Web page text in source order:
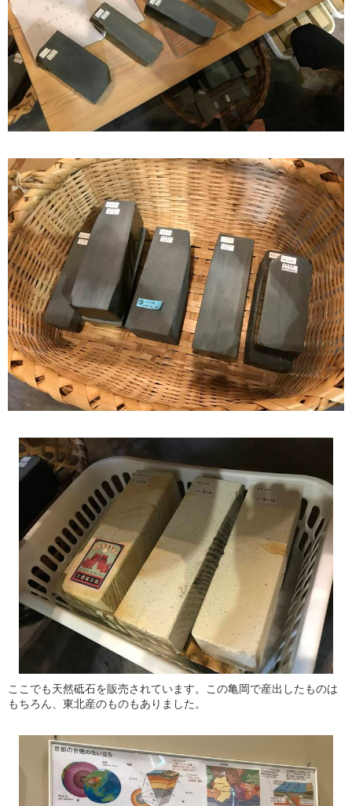
ここでも天然砥石を販売されています。この亀岡で産出したものは
もちろん、東北産のものもありました。